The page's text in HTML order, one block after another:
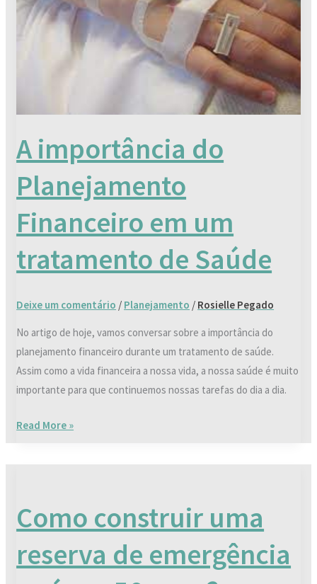
A importância do
Planejamento
Financeiro em um
tratamento de Saúde
Deixe um comentário / Planejamento / Rosielle Pegado
No artigo de hoje, vamos conversar sobre a importância do
planejamento financeiro durante um tratamento de saúde.
Assim como a vida financeira a nossa vida, a nossa saúde é muito
importante para que continuemos nossas tarefas do dia a dia.
em
um
tratamento
Read More »
Como construir uma
reserva de emergência
uma
reserva
de
emergência